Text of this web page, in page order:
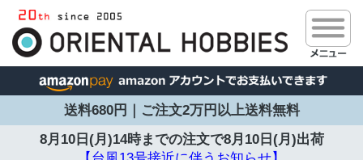
送料680円｜ご注文2万円以上送料無料
8月10日(月)14時までの注文で8月10日(月)出荷